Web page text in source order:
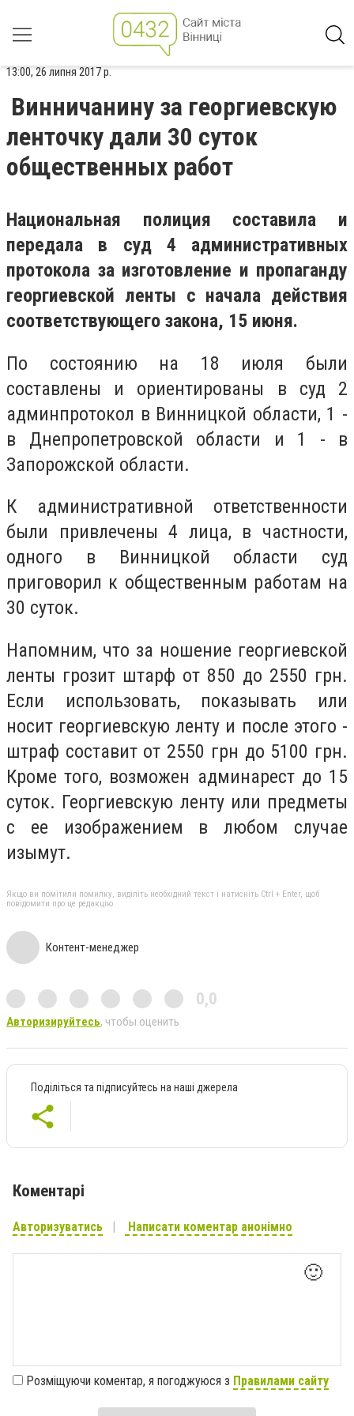
13:00, 26 липня 2017 р.
Винничанину за георгиевскую
ленточку дали 30 суток
общественных работ
Национальная полиция составила и
передала в суд 4 административных
протокола за изготовление и пропаганду
георгиевской ленты с начала действия
соответствующего закона, 15 июня.
По состоянию на 18 июля были
составлены и ориентированы в суд 2
админпротокол в Винницкой области, 1 -
в Днепропетровской области и 1 - в
Запорожской области.
К административной ответственности
были привлечены 4 лица, в частности,
одного в Винницкой области суд
приговорил к общественным работам на
30 суток.
Напомним, что за ношение георгиевской
ленты грозит штарф от 850 до 2550 грн.
Если использовать, показывать или
носит георгиевскую ленту и после этого -
штраф составит от 2550 грн до 5100 грн.
Кроме того, возможен админарест до 15
суток. Георгиевскую ленту или предметы
с ее изображением в любом случае
изымут.
Якщо ви помітили помилку, виділіть необхідний текст і натисніть Ctrl + Enter, щоб
повідомити про це редакцію
Контент-менеджер
0,0
Авторизируйтесь, чтобы оценить
Поділіться та підписуйтесь на наші джерела
Коментарі
Авторизуватись Написати коментар анонімно
🙂
Розміщуючи коментар, я погоджуюся з Правилами сайту